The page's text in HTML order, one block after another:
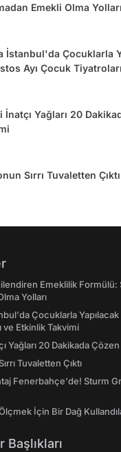
Emekli Olma Yolları
İstanbul'da Çocuklarla
Ayı Çocuk
İnatçı Yağları 20
Sırrı Tuvaletten Çıktı
Emeklilik Formülü:
Yolları
Çocuklarla
ve Etkinlik Takvimi
Yağları 20 Dakikada
Tuvaletten Çıktı
Fenerbahçe'de! Sturm
Ölçmek İçin Bir Dağ